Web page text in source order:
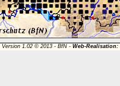
Version 1.02 © 2013 - BfN - Web-Realisation: